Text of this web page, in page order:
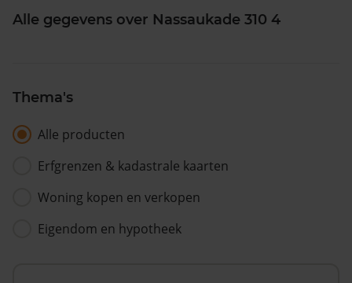
Alle gegevens over Nassaukade 310 4
Thema's
Alle producten
Erfgrenzen & kadastrale kaarten
Woning kopen en verkopen
Eigendom en hypotheek